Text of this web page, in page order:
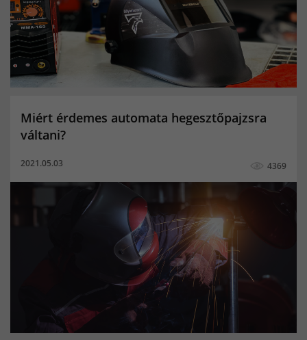
Buffalo Power
co hegesztés
co hegesztő palack
Amoled kijelző hátrányai
Telefon kijelző típusok
Amoled kijelző mit jelent
Kapacitív pls kijelző
Pls kijelző
Ips vagy tft kijelző falcon
fantom4
minőségi hegesztőgép
plazmavágók
plazmavagas
plazma vago
okosóra gyerekeknek
awi hegesztő
hegesztő
iweld pocketmig
Vérnyomásmérő okosóra
Miért érdemes automata hegesztőpajzsra
váltani?
2021.05.03 4369